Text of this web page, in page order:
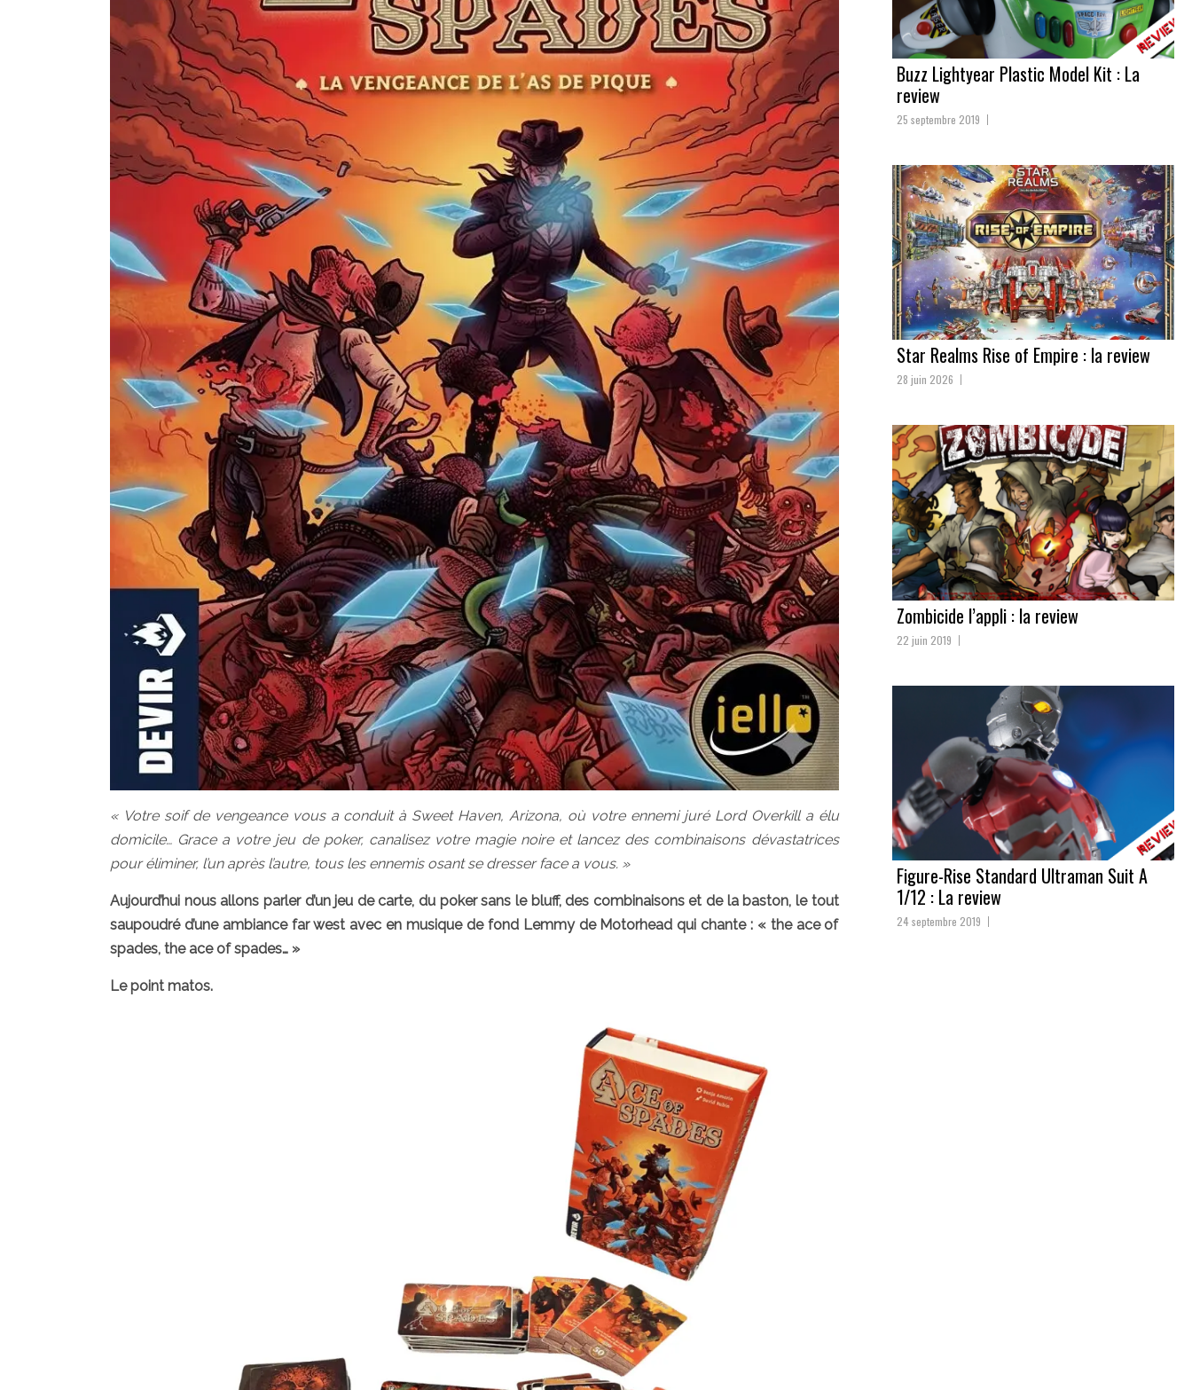
« Votre soif de vengeance vous a conduit à Sweet Haven, Arizona, où votre ennemi juré Lord Overkill a élu
domicile… Grace a votre jeu de poker, canalisez votre magie noire et lancez des combinaisons dévastatrices
pour éliminer, l’un après l’autre, tous les ennemis osant se dresser face a vous. »
Aujourd’hui nous allons parler d’un jeu de carte, du poker sans le bluff, des combinaisons et de la baston, le tout
saupoudré d’une ambiance far west avec en musique de fond Lemmy de Motorhead qui chante : « the ace of
spades, the ace of spades… »
Le point matos.
Buzz Lightyear Plastic Model Kit : La
review
25 septembre 2019
Star Realms Rise of Empire : la review
28 juin 2026
Zombicide l’appli : la review
22 juin 2019
Figure-Rise Standard Ultraman Suit A
1/12 : La review
24 septembre 2019